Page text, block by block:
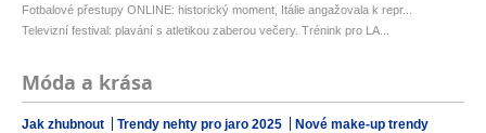
Fotbalové přestupy ONLINE: historický moment, Itálie angažovala k repr...
Televizní festival: plavání s atletikou zaberou večery. Trénink pro LA...
Móda a krása
Jak zhubnout Trendy nehty pro jaro 2025 Nové make-up trendy